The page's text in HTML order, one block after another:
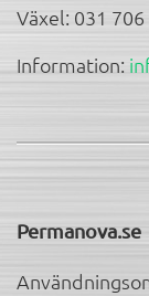
Växel: 031
Information:
Permanova.se